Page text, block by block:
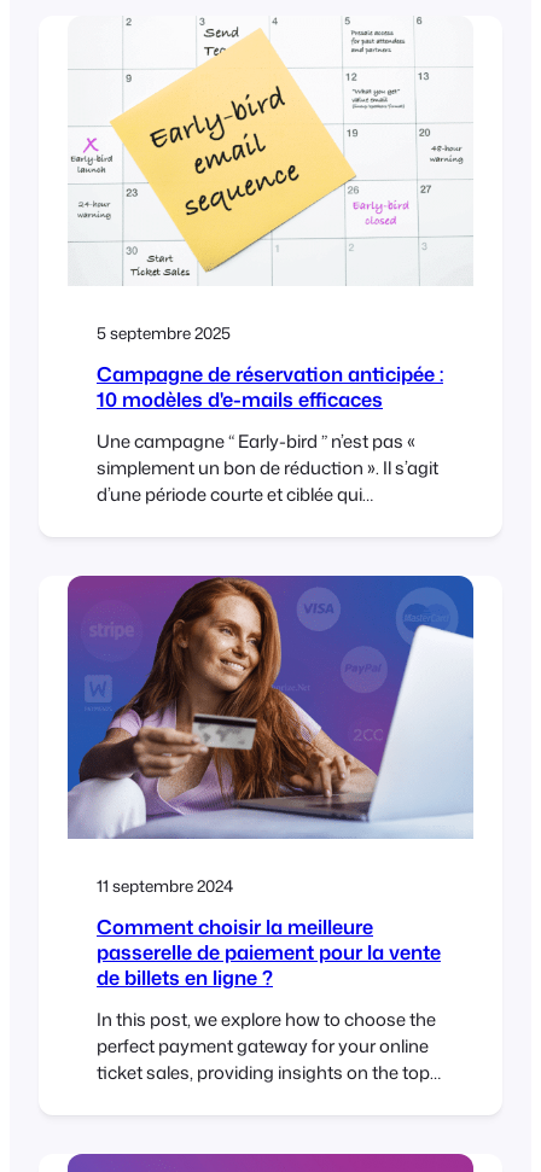
d'attention des gens, ainsi qu'avec l'état
d'esprit “je déciderai plus tard” qui n'a
jamais vraiment disparu. La bonne
nouvelle : les gens veulent toujours se
montrer. Ils veulent des expériences qu'ils
peuvent ressentir - musique,
communauté, apprentissage, célébration,
participation à quelque chose de plus
grand [...]
5 septembre 2025
Campagne de réservation anticipée :
10 modèles d'e-mails efficaces
Une campagne “ Early-bird ” n’est pas «
simplement un bon de réduction ». Il s’agit
d’une période courte et ciblée qui
sans inciter tout le monde à attendre les
soldes. Vous trouverez ci-dessous un plan
pratique, jour par jour, que vous pouvez
intégrer à votre agenda, ainsi que des
brouillons d’e-mails prêts à l’emploi.
Fonctionne très bien avec les stratégies
WooCommerce et FooEvents (limites de
stock, limites d’utilisation et
automatisation…)
11 septembre 2024
Comment choisir la meilleure
passerelle de paiement pour la vente
de billets en ligne ?
In this post, we explore how to choose the
perfect payment gateway for your online
ticket sales, providing insights on the top
flexibility and control you need for